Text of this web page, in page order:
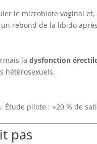
le microbiote vaginal
rebond de la libido
ladysfonction
hétérosexuels.
pilote : +20 % de
pas